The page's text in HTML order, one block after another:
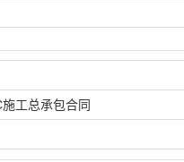
工总承包合同